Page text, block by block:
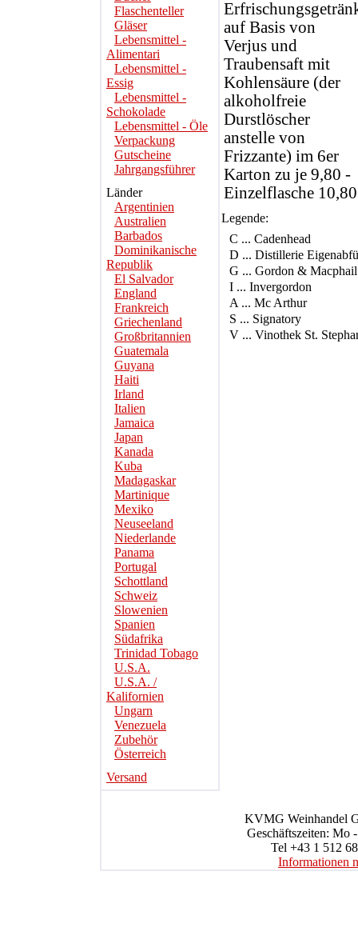
Flaschenteller
Gläser
Lebensmittel -
Alimentari
Lebensmittel -
Essig
Lebensmittel -
Schokolade
Lebensmittel - Öle
Verpackung
Gutscheine
Jahrgangsführer
Länder
Argentinien
Australien
Barbados
Dominikanische
Republik
El Salvador
England
Frankreich
Griechenland
Großbritannien
Guatemala
Guyana
Haiti
Irland
Italien
Jamaica
Japan
Kanada
Kuba
Madagaskar
Martinique
Mexiko
Neuseeland
Niederlande
Panama
Portugal
Schottland
Schweiz
Slowenien
Spanien
Südafrika
Trinidad Tobago
U.S.A.
U.S.A. /
Kalifornien
Ungarn
Venezuela
Zubehör
Österreich
Versand
auf Basis von
Verjus und
Traubensaft mit
Kohlensäure (der
alkoholfreie
Durstlöscher
anstelle von
Frizzante) im 6er
Karton zu je 9,80 -
Einzelflasche 10,80
Legende:
C ... Cadenhead
D ... Distillerie
G ... Gordon & Macphail
I ... Invergordon
A ... Mc Arthur
S ... Signatory
V ... Vinothek St.
KVMG Weinhandel
Geschäftszeiten: Mo
Tel +43 1 512
Informationen